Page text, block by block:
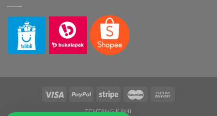
TENTANG KAMI